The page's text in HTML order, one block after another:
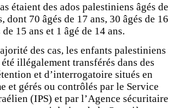
étaient des ados palestiniens âgés de
dont 70 âgés de 17 ans, 30 âgés de 16
de 15 ans et 1 âgé de 14 ans.
des cas, les enfants palestiniens
illégalement transférés dans des
et d’interrogatoire situés en
et gérés ou contrôlés par le Service
(IPS) et par l’Agence sécuritaire